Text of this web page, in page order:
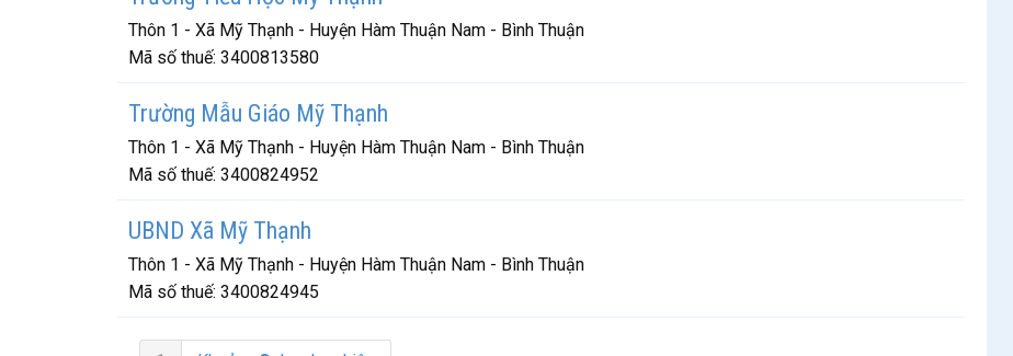
Thôn 1 - Xã Mỹ Thạnh - Huyện Hàm Thuận Nam - Bình Thuận
Mã số thuế: 3400813580
Trường Mẫu Giáo Mỹ Thạnh
Thôn 1 - Xã Mỹ Thạnh - Huyện Hàm Thuận Nam - Bình Thuận
Mã số thuế: 3400824952
UBND Xã Mỹ Thạnh
Thôn 1 - Xã Mỹ Thạnh - Huyện Hàm Thuận Nam - Bình Thuận
Mã số thuế: 3400824945